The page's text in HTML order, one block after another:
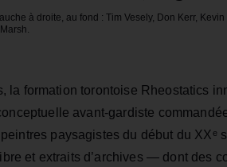
à droite, au fond : Tim Vesely, Don Kerr,
la formation torontoise Rheostatics
avant-gardiste
paysagistes du début du
et extraits d’archives — dont des